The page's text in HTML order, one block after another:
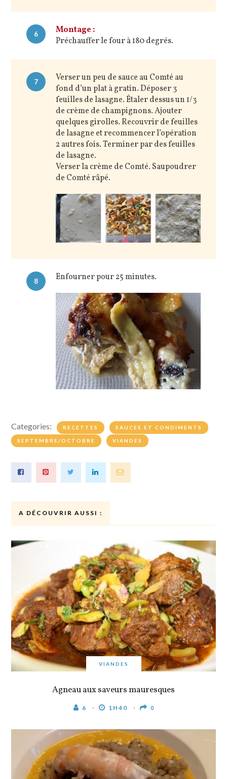
6
Montage :
Préchauffer le four à 180 degrés.
7
Verser un peu de sauce au Comté au
fond d’un plat à gratin. Déposer 3
feuilles de lasagne. Étaler dessus un 1/3
de crème de champignons. Ajouter
quelques girolles. Recouvrir de feuilles
de lasagne et recommencer l’opération
2 autres fois. Terminer par des feuilles
de lasagne.
Verser la crème de Comté. Saupoudrer
de Comté râpé.
8 Enfourner pour 25 minutes.
Categories: RECETTES SAUCES ET CONDIMENTS
SEPTEMBRE/OCTOBRE VIANDES
A DÉCOUVRIR AUSSI :
VIANDES
Agneau aux saveurs mauresques
6 1H40 0